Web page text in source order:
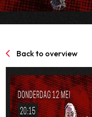
Back to overview